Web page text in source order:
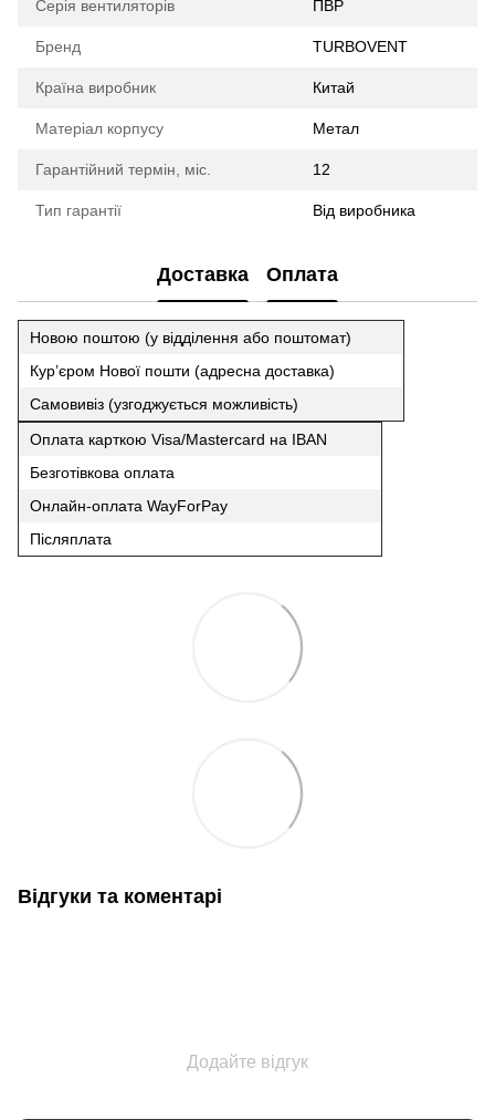
Серія вентиляторів ПВР
Бренд TURBOVENT
Країна виробник Китай
Матеріал корпусу Метал
Гарантійний термін, міс. 12
Тип гарантії Від виробника
Доставка Оплата
Новою поштою (у відділення або поштомат)
Кур’єром Нової пошти (адресна доставка)
Самовивіз (узгоджується можливість)
Оплата карткою Visa/Mastercard на IBAN
Безготівкова оплата
Онлайн-оплата WayForPay
Післяплата
Відгуки та коментарі
Додайте відгук